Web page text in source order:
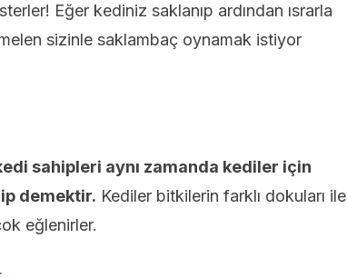
Eğer kediniz saklanıp ardından ısrarla
sizinle saklambaç oynamak istiyor
sahipleri aynı zamanda kediler için
demektir. Kediler bitkilerin farklı dokuları ile
eğlenirler.